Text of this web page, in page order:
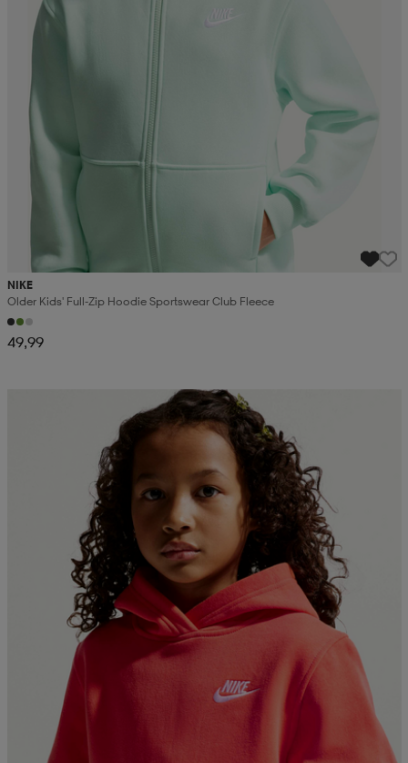
NIKE
Older Kids' Full-Zip Hoodie Sportswear Club Fleece
49,99